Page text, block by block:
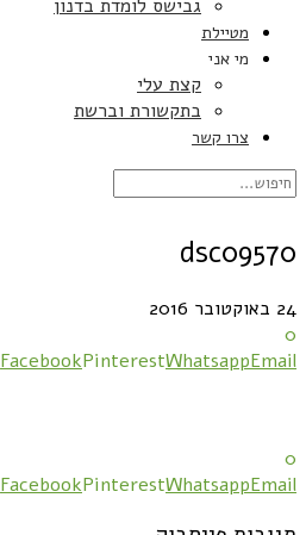
גבישס לומדת בדנון
מטיילת
מי אני
קצת עלי
בתקשורת וברשת
צרו קשר
dsc09570
24 באוקטובר 2016
0
FacebookPinterestWhatsappEmail
0
FacebookPinterestWhatsappEmail